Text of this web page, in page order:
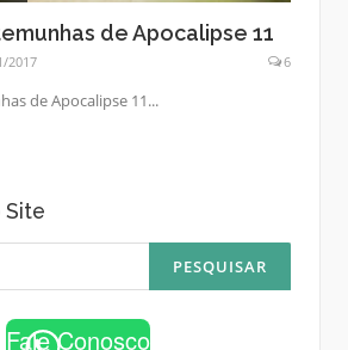
de Apocalipse 11
2017 6
de Apocalipse 11...
Site
Fale Conosco